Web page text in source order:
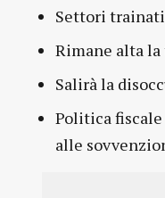
Settori
Rimane alta
Salirà la
Politica
alle